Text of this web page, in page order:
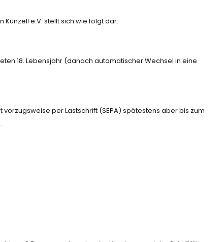
e.V. stellt sich wie folgt dar:
18. Lebensjahr (danach automatischer Wechsel in eine
per Lastschrift (SEPA) spätestens aber bis zum